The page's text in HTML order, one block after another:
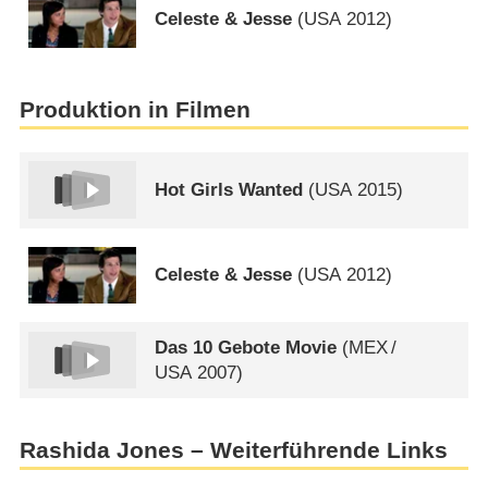
Celeste & Jesse (USA2012)
Produktion in Filmen
Hot Girls Wanted (USA2015)
Celeste & Jesse (USA2012)
Das 10 Gebote Movie (MEX/
USA2007)
Rashida Jones – Weiterführende Links